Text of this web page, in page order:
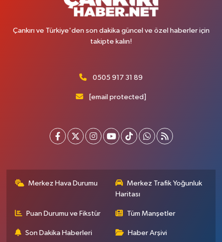
Çankırı ve Türkiye'den son dakika güncel ve özel haberler için
takipte kalın!
0505 917 31 89
[email protected]
Merkez Hava Durumu
Merkez Trafik Yoğunluk
Haritası
Puan Durumu ve Fikstür Tüm Manşetler
Son Dakika Haberleri Haber Arşivi